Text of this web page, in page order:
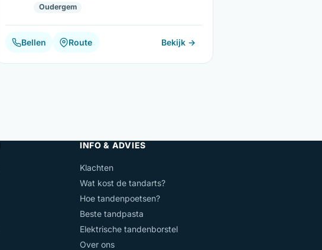
Oudergem
Bellen Route Bekijk →
INFO & ADVIES
Klachten
Wat kost de tandarts?
Hoe tandenpoetsen?
Beste tandpasta
Elektrische tandenborstel
Over ons